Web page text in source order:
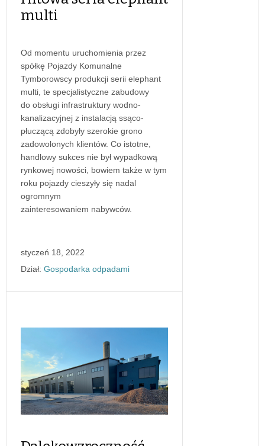
multi
Od momentu uruchomienia przez
spółkę Pojazdy Komunalne
Tymborowscy produkcji serii elephant
multi, te specjalistyczne zabudowy
do obsługi infrastruktury wodno-
kanalizacyjnej z instalacją ssąco-
płuczącą zdobyły szerokie grono
zadowolonych klientów. Co istotne,
handlowy sukces nie był wypadkową
rynkowej nowości, bowiem także w tym
roku pojazdy cieszyły się nadal
ogromnym
zainteresowaniem nabywców.
styczeń 18, 2022
Dział: Gospodarka odpadami